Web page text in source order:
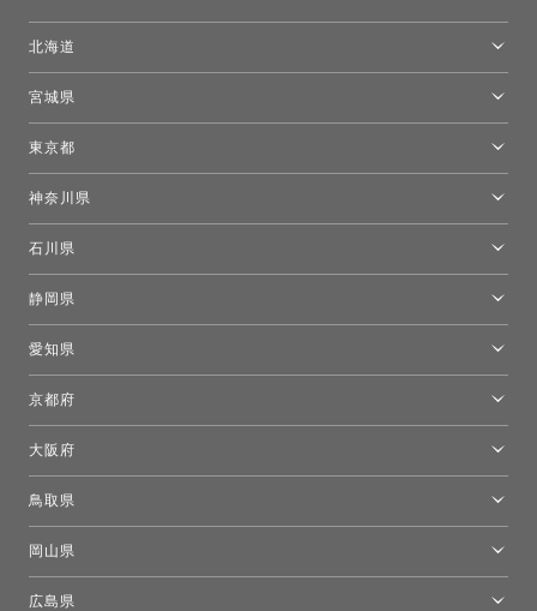
北海道
宮城県
東京都
モーイ東京
キーブー東京
FLOS｜フロスデザインスペース青山
神奈川県
石川県
静岡県
愛知県
京都府
大阪府
鳥取県
岡山県
広島県